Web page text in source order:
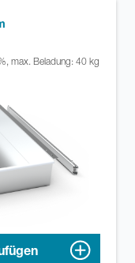
max. Beladung: 40 kg